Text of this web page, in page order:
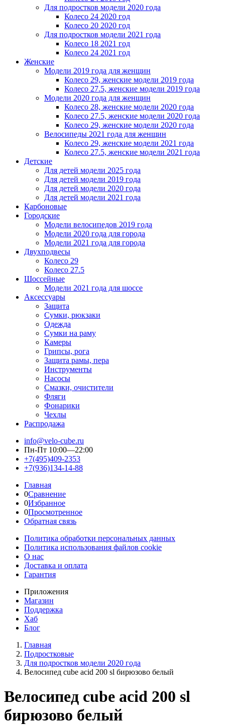
Для подростков модели 2020 года
Колесо 24 2020 год
Колесо 20 2020 год
Для подростков модели 2021 года
Колесо 18 2021 год
Колесо 24 2021 год
Женскиe
Модели 2019 года для женщин
Колесо 29, женские модели 2019 года
Колесо 27.5, женские модели 2019 года
Модели 2020 года для женщин
Колесо 28, женские модели 2020 года
Колесо 27.5, женские модели 2020 года
Колесо 29, женские модели 2020 года
Велосипеды 2021 года для женщин
Колесо 29, женские модели 2021 года
Колесо 27.5, женские модели 2021 года
Детские
Для детей модели 2025 года
Для детей модели 2019 года
Для детей модели 2020 года
Для детей модели 2021 года
Карбоновые
Городские
Модели велосипедов 2019 года
Модели 2020 года для города
Модели 2021 года для города
Двухподвесы
Колесо 29
Колесо 27.5
Шоссейные
Модели 2021 года для шоссе
Аксессуары
Защита
Сумки, рюкзаки
Одежда
Сумки на раму
Камеры
Грипсы, рога
Защита рамы, пера
Инструменты
Насосы
Смазки, очистители
Фляги
Фонарики
Чехлы
Распродажа
info@velo-cube.ru
Пн-Пт 10:00—22:00
+7(495)409-2353
+7(936)134-14-88
Главная
0Сравнение
0Избранное
0Просмотренное
Обратная связь
Политика обработки персональных данных
Политика использования файлов cookie
О нас
Доставка и оплата
Гарантия
Приложения
Магазин
Поддержка
Хаб
Блог
Главная
Подростковые
Для подростков модели 2020 года
Велосипед cube acid 200 sl бирюзово белый
Велосипед cube acid 200 sl
бирюзово белый